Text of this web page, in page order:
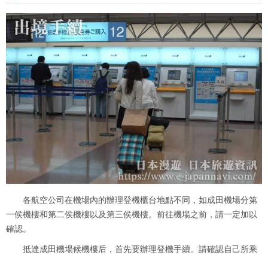
各航空公司在機場內的辦理登機櫃台地點不同，如成田機場分第
一侯機樓和第二侯機樓以及第三侯機樓。前往機場之前，請一定加以
確認。
抵達成田機場候機樓后，首先要辦理登機手續。請確認自己所乘